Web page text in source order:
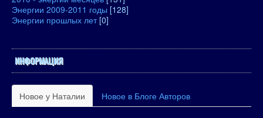
Энергии 2009-2011 годы [128]
Энергии прошлых лет [0]
ИНФОРМАЦИЯ
Новое у Наталии Новое в Блоге Авторов